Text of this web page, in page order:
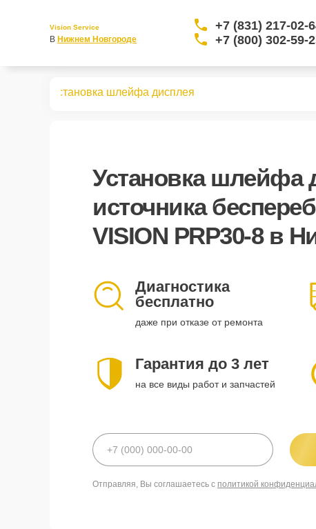
Vision Service
В Нижнем Новгороде
+7 (831) 217-02-
+7 (800) 302-59-
Установка шлейфа дисплея
Установка шлейфа
источника
VISION PRP30-8 в
Диагностика
бесплатно
даже при отказе от ремонта
Гарантия до 3 лет
на все виды работ и запчастей
Отправляя, Вы соглашаетесь с политикой